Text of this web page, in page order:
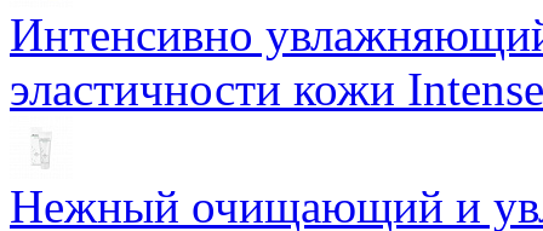
Интенсивно
эластичности кожи
Нежный очищающий и